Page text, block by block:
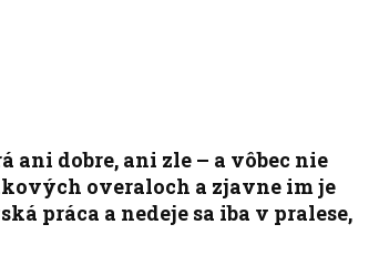
dobre, ani zle – a vôbec nie
overaloch a zjavne im je
práca a nedeje sa iba v pralese,